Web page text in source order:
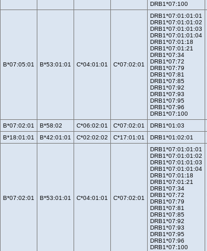
DRB1*07:100
B*07:05:01 B*53:01:01 C*04:01:01 C*07:02:01
DRB1*07:01:01:01
DRB1*07:01:01:02
DRB1*07:01:01:03
DRB1*07:01:01:04
DRB1*07:01:18
DRB1*07:01:21
DRB1*07:34
DRB1*07:72
DRB1*07:79
DRB1*07:81
DRB1*07:85
DRB1*07:92
DRB1*07:93
DRB1*07:95
DRB1*07:96
DRB1*07:100
B*07:02:01 B*58:02 C*06:02:01 C*07:02:01 DRB1*01:03
B*18:01:01 B*42:01:01 C*02:02:02 C*17:01:01 DRB1*01:02:01
B*07:02:01 B*53:01:01 C*04:01:01 C*07:02:01
DRB1*07:01:01:01
DRB1*07:01:01:02
DRB1*07:01:01:03
DRB1*07:01:01:04
DRB1*07:01:18
DRB1*07:01:21
DRB1*07:34
DRB1*07:72
DRB1*07:79
DRB1*07:81
DRB1*07:85
DRB1*07:92
DRB1*07:93
DRB1*07:95
DRB1*07:96
DRB1*07:100